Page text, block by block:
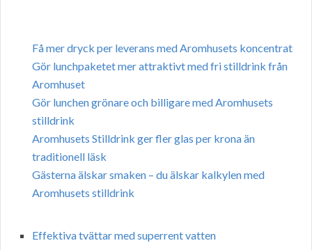
Få mer dryck per leverans med Aromhusets koncentrat
Gör lunchpaketet mer attraktivt med fri stilldrink från
Aromhuset
Gör lunchen grönare och billigare med Aromhusets
stilldrink
Aromhusets Stilldrink ger fler glas per krona än
traditionell läsk
Gästerna älskar smaken – du älskar kalkylen med
Aromhusets stilldrink
Effektiva tvättar med superrent vatten